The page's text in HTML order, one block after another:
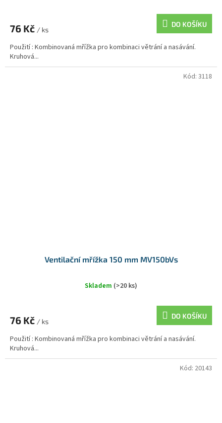
76 Kč / ks
DO KOŠÍKU
Použití : Kombinovaná mřížka pro kombinaci větrání a nasávání.
Kruhová...
Ventilační mřížka 150 mm MV150bVs
Skladem (>20 ks)
76 Kč / ks
DO KOŠÍKU
Použití : Kombinovaná mřížka pro kombinaci větrání a nasávání.
Kruhová...
Kód: 3118
Kód: 20143